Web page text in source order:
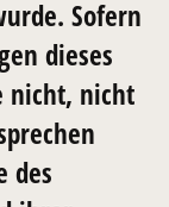
Sofern
dieses
nicht, nicht
des